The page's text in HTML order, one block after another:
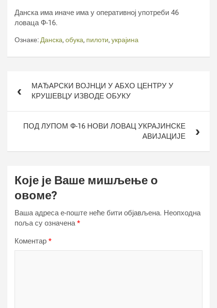
Данска има иначе има у оперативној употреби 46
ловаца Ф-16.
Ознаке: Данска, обука, пилоти, украјина
чланкаМАЂАРСКИ ВОЈНЦИ У АБХО ЦЕНТРУ У
КРУШЕВЦУ ИЗВОДЕ ОБУКУ
ПОД ЛУПОМ Ф-16 НОВИ ЛОВАЦ УКРАЈИНСКЕ
АВИЈАЦИЈЕ
Које је Ваше мишљење о
овоме?
Ваша адреса е-поште неће бити објављена. Неопходна
поља су означена*
Коментар *